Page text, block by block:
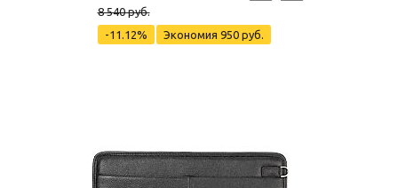
8 540 руб.
-11.12%
Экономия 950 руб.